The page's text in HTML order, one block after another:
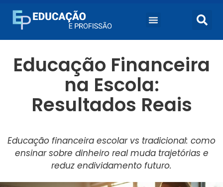
Educação Financeira
na Escola:
Resultados Reais
Educação financeira escolar vs tradicional: como
ensinar sobre dinheiro real muda trajetórias e
reduz endividamento futuro.